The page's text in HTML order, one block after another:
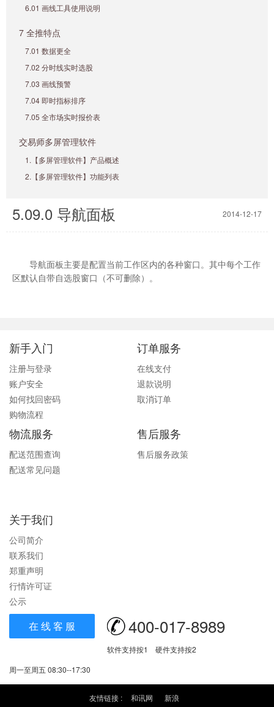
6.01 画线工具使用说明
7 全推特点
7.01 数据更全
7.02 分时线实时选股
7.03 画线预警
7.04 即时指标排序
7.05 全市场实时报价表
交易师多屏管理软件
1.【多屏管理软件】产品概述
2.【多屏管理软件】功能列表
5.09.0 导航面板 2014-12-17
导航面板主要是配置当前工作区内的各种窗口。其中每个工作
区默认自带自选股窗口（不可删除）。
新手入门
注册与登录
账户安全
如何找回密码
购物流程
订单服务
在线支付
退款说明
取消订单
物流服务
配送范围查询
配送常见问题
售后服务
售后服务政策
关于我们
公司简介
联系我们
郑重声明
行情许可证
公示
在 线 客 服 400-017-8989
软件支持按1 硬件支持按2
周一至周五 08:30--17:30
友情链接 : 和讯网 新浪